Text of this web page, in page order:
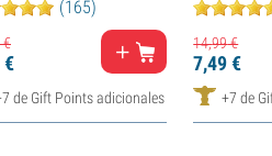
(165)
€
€
de Gift Points adicionales
14,99€
7,49€
+7 de